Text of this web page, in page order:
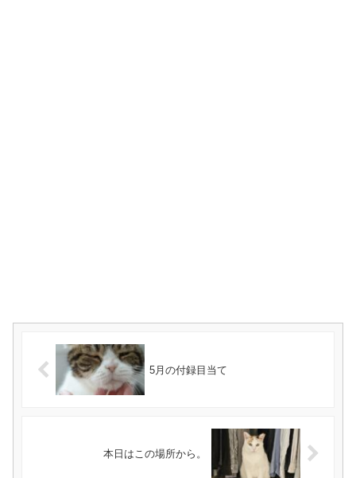
5月の付録目当て
本日はこの場所から。